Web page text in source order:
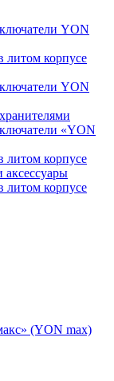
YON
литом корпусе
YON
«YON
литом корпусе
литом корпусе
(YON max)